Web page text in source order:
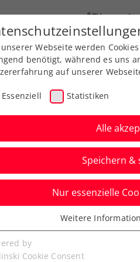
ÖTV
Ausbildung Services
Pool:
Webseite werden
benötigt, während es uns
auf unserer
Essenziell Statistiken
Alle
Speichern &
Nur essenzielle
Cookies werden für
benötigt. Dadurch ist
Weitere
by
Cookie Consent